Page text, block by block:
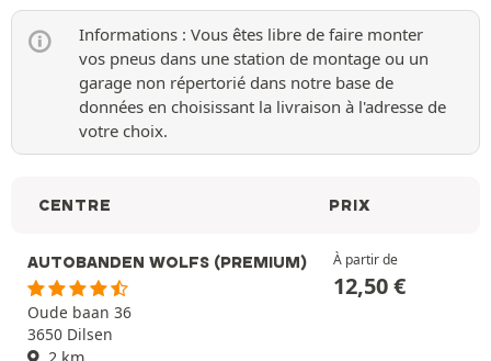
Informations : Vous êtes libre de faire monter
vos pneus dans une station de montage ou un
garage non répertorié dans notre base de
données en choisissant la livraison à l'adresse de
votre choix.
CENTRE PRIX
AUTOBANDEN WOLFS (PREMIUM)
Oude baan 36
3650 Dilsen
À partir de
12,50€